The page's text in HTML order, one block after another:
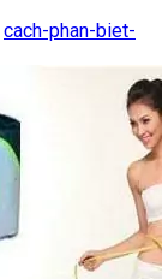
cach-phan-biet-